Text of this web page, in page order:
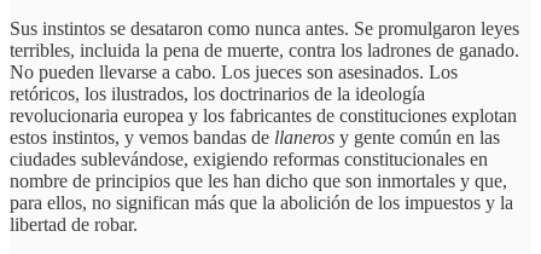
Sus instintos se desataron como nunca antes. Se promulgaron leyes
terribles, incluida la pena de muerte, contra los ladrones de ganado.
No pueden llevarse a cabo. Los jueces son asesinados. Los
retóricos, los ilustrados, los doctrinarios de la ideología
revolucionaria europea y los fabricantes de constituciones explotan
estos instintos, y vemos bandas de llaneros y gente común en las
ciudades sublevándose, exigiendo reformas constitucionales en
nombre de principios que les han dicho que son inmortales y que,
para ellos, no significan más que la abolición de los impuestos y la
libertad de robar.